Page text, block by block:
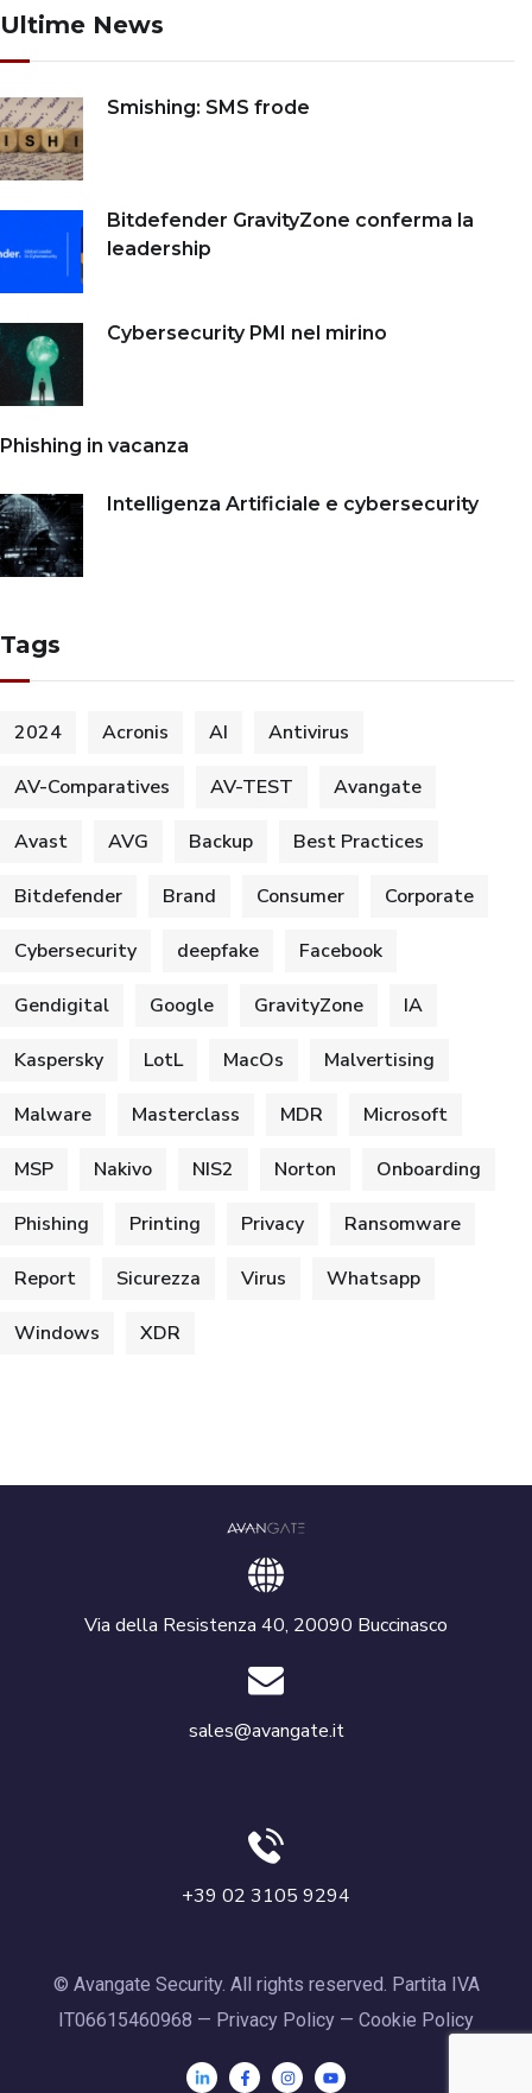
Ultime News
Smishing: SMS frode
Bitdefender GravityZone conferma la
leadership
Cybersecurity PMI nel mirino
Phishing in vacanza
Intelligenza Artificiale e cybersecurity
Tags
2024 Acronis AI Antivirus
AV-Comparatives AV-TEST Avangate
Avast AVG Backup Best Practices
Bitdefender Brand Consumer Corporate
Cybersecurity deepfake Facebook
Gendigital Google GravityZone IA
Kaspersky LotL MacOs Malvertising
Malware Masterclass MDR Microsoft
MSP Nakivo NIS2 Norton Onboarding
Phishing Printing Privacy Ransomware
Report Sicurezza Virus Whatsapp
Windows XDR
Via della Resistenza 40, 20090 Buccinasco
sales@avangate.it
+39 02 3105 9294
© Avangate Security. All rights reserved. Partita IVA
IT06615460968 — Privacy Policy — Cookie Policy